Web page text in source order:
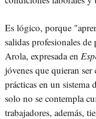
Es lógico, porque
salidas profesionales
Arola, expresada en
jóvenes que quieran ser
prácticas en un sistema
solo no se contempla
trabajadores, además,